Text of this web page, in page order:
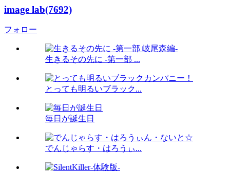
image lab(7692)
フォロー
生きるその先に -第一部 ...
とっても明るいブラック...
毎日が誕生日
でんじゃらす・はろうぃ...